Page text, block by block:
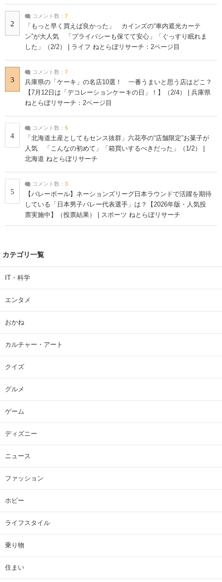
2
コメント数： 7
「もっと早く買えば良かった」 カインズの“車内遮光カーテ
ン”が大人気 「プライバシーも保てて安心」「ぐっすり眠れま
した」（2/2） | ライフ ねとらぼリサーチ：2ページ目
3
コメント数： 7
兵庫県の「ケーキ」の名店10選！ 一番うまいと思う店はどこ？
【7月12日は「デコレーションケーキの日」！】（2/4） | 兵庫県
ねとらぼリサーチ：2ページ目
4
コメント数： 5
「北海道土産としてもセンス抜群」六花亭の“店舗限定”お菓子が
人気 「こんなの初めて」「箱買いするべきだった」（1/2） |
北海道 ねとらぼリサーチ
5
コメント数： 3
【バレーボール】ネーションズリーグ日本ラウンドで活躍を期待
している「日本男子バレー代表選手」は？【2026年版・人気投
票実施中】（投票結果） | スポーツ ねとらぼリサーチ
カテゴリ一覧
IT・科学
エンタメ
おかね
カルチャー・アート
クイズ
グルメ
ゲーム
ディズニー
ニュース
ファッション
ホビー
ライフスタイル
乗り物
住まい